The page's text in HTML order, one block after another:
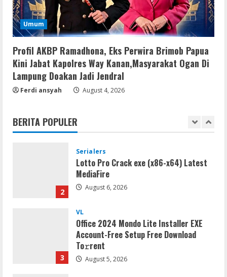
Umum
Profil AKBP Ramadhona, Eks Perwira Brimob Papua
Kini Jabat Kapolres Way Kanan,Masyarakat Ogan Di
Lampung Doakan Jadi Jendral
Ferdi ansyah August 4, 2026
BERITA POPULER
5
VL
Microsoft 365 Home & Business With
August 5, 2026
1
VL
Office 2019 x86 Setup ENG Frее
2
Serialers
Lotto Pro Crack exe (x86-x64) Latest
MediaFire
August 6, 2026
3
VL
Office 2024 Mondo Lite Installer EXE
Account-Free Setup Frее Download
To𝚛rent
August 5, 2026